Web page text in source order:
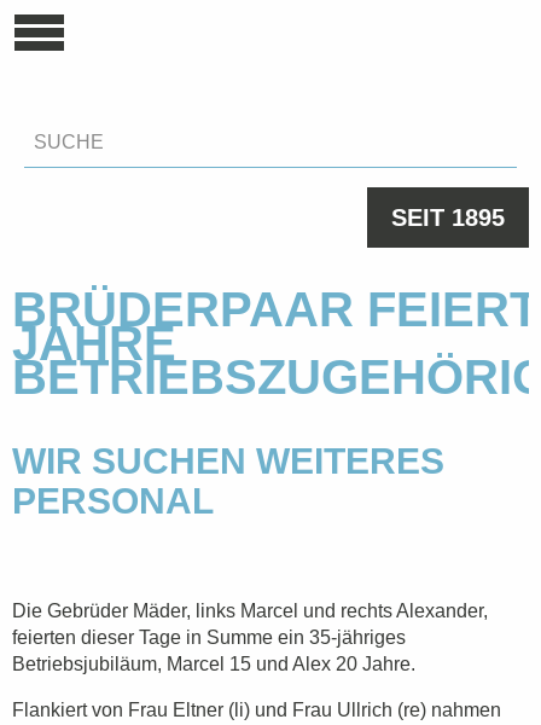
SEIT 1895
BRÜDERPAAR
JAHRE
WIR SUCHEN WEITERES
PERSONAL
Die Gebrüder Mäder, links Marcel und rechts Alexander,
feierten dieser Tage in Summe ein 35-jähriges
Betriebsjubiläum, Marcel 15 und Alex 20 Jahre.
Flankiert von Frau Eltner (li) und Frau Ullrich (re) nahmen